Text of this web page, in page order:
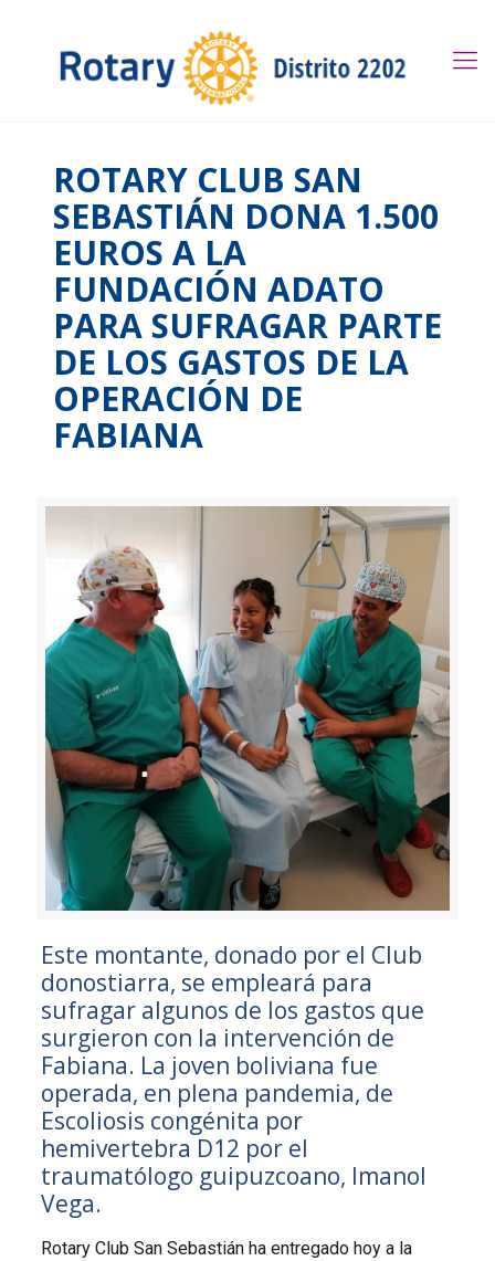
ROTARY CLUB SAN
SEBASTIÁN DONA 1.500
EUROS A LA
FUNDACIÓN ADATO
PARA SUFRAGAR PARTE
DE LOS GASTOS DE LA
OPERACIÓN DE
FABIANA
Este montante, donado por el Club
donostiarra, se empleará para
sufragar algunos de los gastos que
surgieron con la intervención de
Fabiana. La joven boliviana fue
operada, en plena pandemia, de
Escoliosis congénita por
hemivertebra D12 por el
traumatólogo guipuzcoano, Imanol
Vega.
Rotary Club San Sebastián ha entregado hoy a la